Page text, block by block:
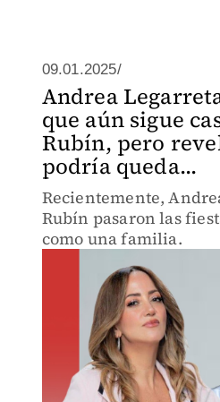
09.01.2025/
Andrea
que aún sigue
Rubín, pero
podría queda...
Recientemente,
Rubín pasaron las
como una familia.